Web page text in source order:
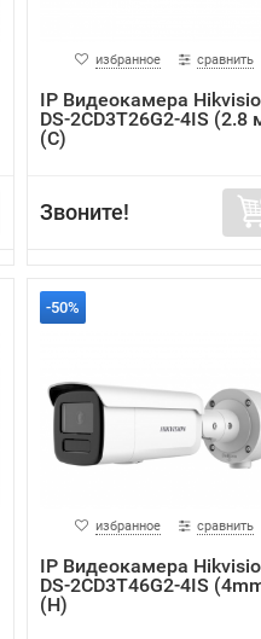
избранное сравнить
IP Видеокамера
DS-2CD3T26G2-4IS (2.8
(C)
Звоните!
-50%
избранное сравнить
IP Видеокамера
DS-2CD3T46G2-4IS
(H)